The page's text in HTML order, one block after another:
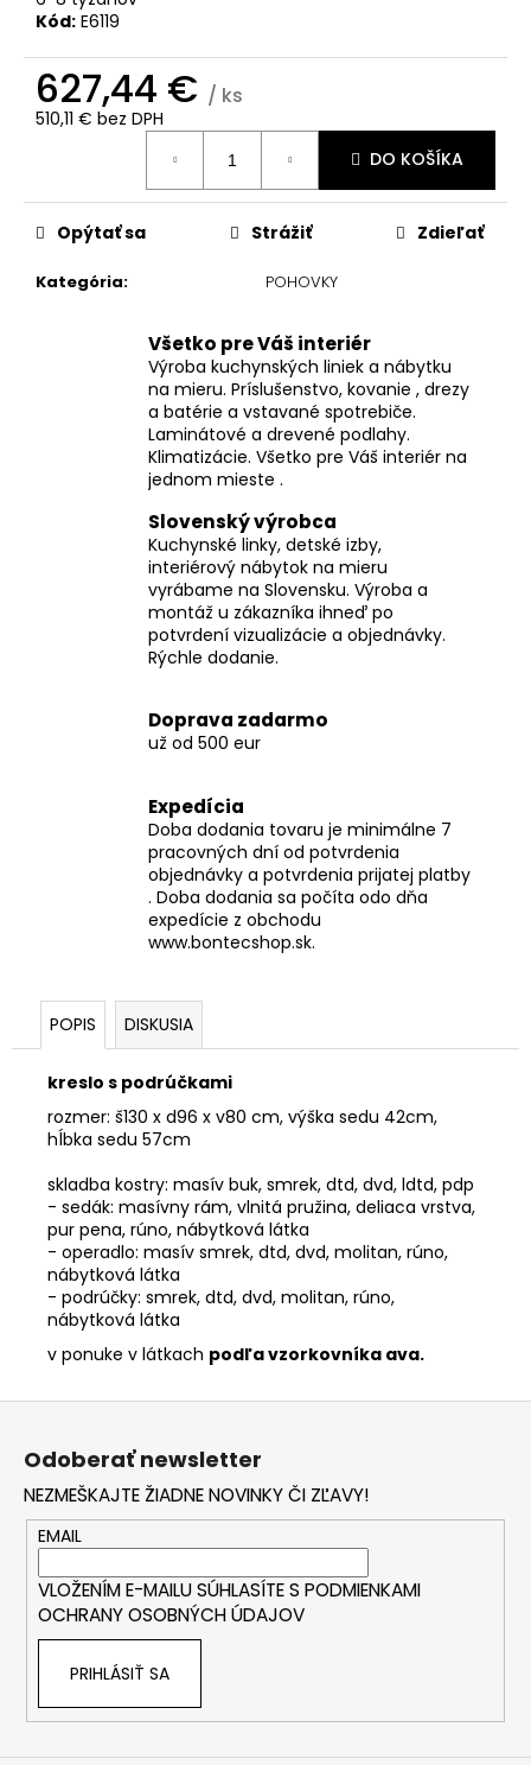
Kód: E6119
627,44 € / ks
510,11 € bez DPH
DO KOŠÍKA
Kategória: POHOVKY
Opýtať sa Strážiť Zdieľať
Všetko pre Váš interiér
Výroba kuchynských liniek a nábytku
na mieru. Príslušenstvo, kovanie , drezy
a batérie a vstavané spotrebiče.
Laminátové a drevené podlahy.
Klimatizácie. Všetko pre Váš interiér na
jednom mieste .
Slovenský výrobca
Kuchynské linky, detské izby,
interiérový nábytok na mieru
vyrábame na Slovensku. Výroba a
montáž u zákazníka ihneď po
potvrdení vizualizácie a objednávky.
Rýchle dodanie.
Doprava zadarmo
už od 500 eur
Expedícia
Doba dodania tovaru je minimálne 7
pracovných dní od potvrdenia
objednávky a potvrdenia prijatej platby
. Doba dodania sa počíta odo dňa
expedície z obchodu
www.bontecshop.sk.
POPIS DISKUSIA
kreslo s podrúčkami
rozmer: š130 x d96 x v80 cm, výška sedu 42cm,
hĺbka sedu 57cm
skladba kostry: masív buk, smrek, dtd, dvd, ldtd, pdp
- sedák: masívny rám, vlnitá pružina, deliaca vrstva,
pur pena, rúno, nábytková látka
- operadlo: masív smrek, dtd, dvd, molitan, rúno,
nábytková látka
- podrúčky: smrek, dtd, dvd, molitan, rúno,
nábytková látka
v ponuke v látkach podľa vzorkovníka ava.
a
m
Z
Odoberať newsletter
NEZMEŠKAJTE ŽIADNE NOVINKY ČI ZĽAVY!
EMAIL
VLOŽENÍM E-MAILU SÚHLASÍTE S PODMIENKAMI
OCHRANY OSOBNÝCH ÚDAJOV
PRIHLÁSIŤ SA